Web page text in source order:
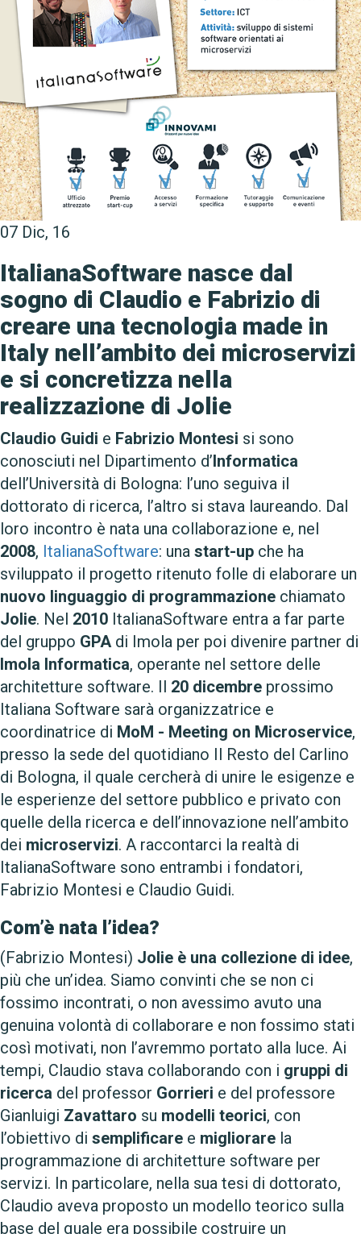
07 Dic, 16
ItalianaSoftware nasce dal
sogno di Claudio e Fabrizio di
creare una tecnologia made in
Italy nell’ambito dei microservizi
e si concretizza nella
realizzazione di Jolie
Claudio Guidi e Fabrizio Montesi si sono
conosciuti nel Dipartimento d’Informatica
dell’Università di Bologna: l’uno seguiva il
dottorato di ricerca, l’altro si stava laureando. Dal
loro incontro è nata una collaborazione e, nel
2008, ItalianaSoftware: una start-up che ha
sviluppato il progetto ritenuto folle di elaborare un
nuovo linguaggio di programmazione chiamato
Jolie. Nel 2010 ItalianaSoftware entra a far parte
del gruppo GPA di Imola per poi divenire partner di
Imola Informatica, operante nel settore delle
architetture software. Il 20 dicembre prossimo
Italiana Software sarà organizzatrice e
coordinatrice di MoM - Meeting on Microservice,
presso la sede del quotidiano Il Resto del Carlino
di Bologna, il quale cercherà di unire le esigenze e
le esperienze del settore pubblico e privato con
quelle della ricerca e dell’innovazione nell’ambito
dei microservizi. A raccontarci la realtà di
ItalianaSoftware sono entrambi i fondatori,
Fabrizio Montesi e Claudio Guidi.
Com’è nata l’idea?
(Fabrizio Montesi) Jolie è una collezione di idee,
più che un’idea. Siamo convinti che se non ci
fossimo incontrati, o non avessimo avuto una
genuina volontà di collaborare e non fossimo stati
così motivati, non l’avremmo portato alla luce. Ai
tempi, Claudio stava collaborando con i gruppi di
ricerca del professor Gorrieri e del professore
Gianluigi Zavattaro su modelli teorici, con
l’obiettivo di semplificare e migliorare la
programmazione di architetture software per
servizi. In particolare, nella sua tesi di dottorato,
Claudio aveva proposto un modello teorico sulla
base del quale era possibile costruire un